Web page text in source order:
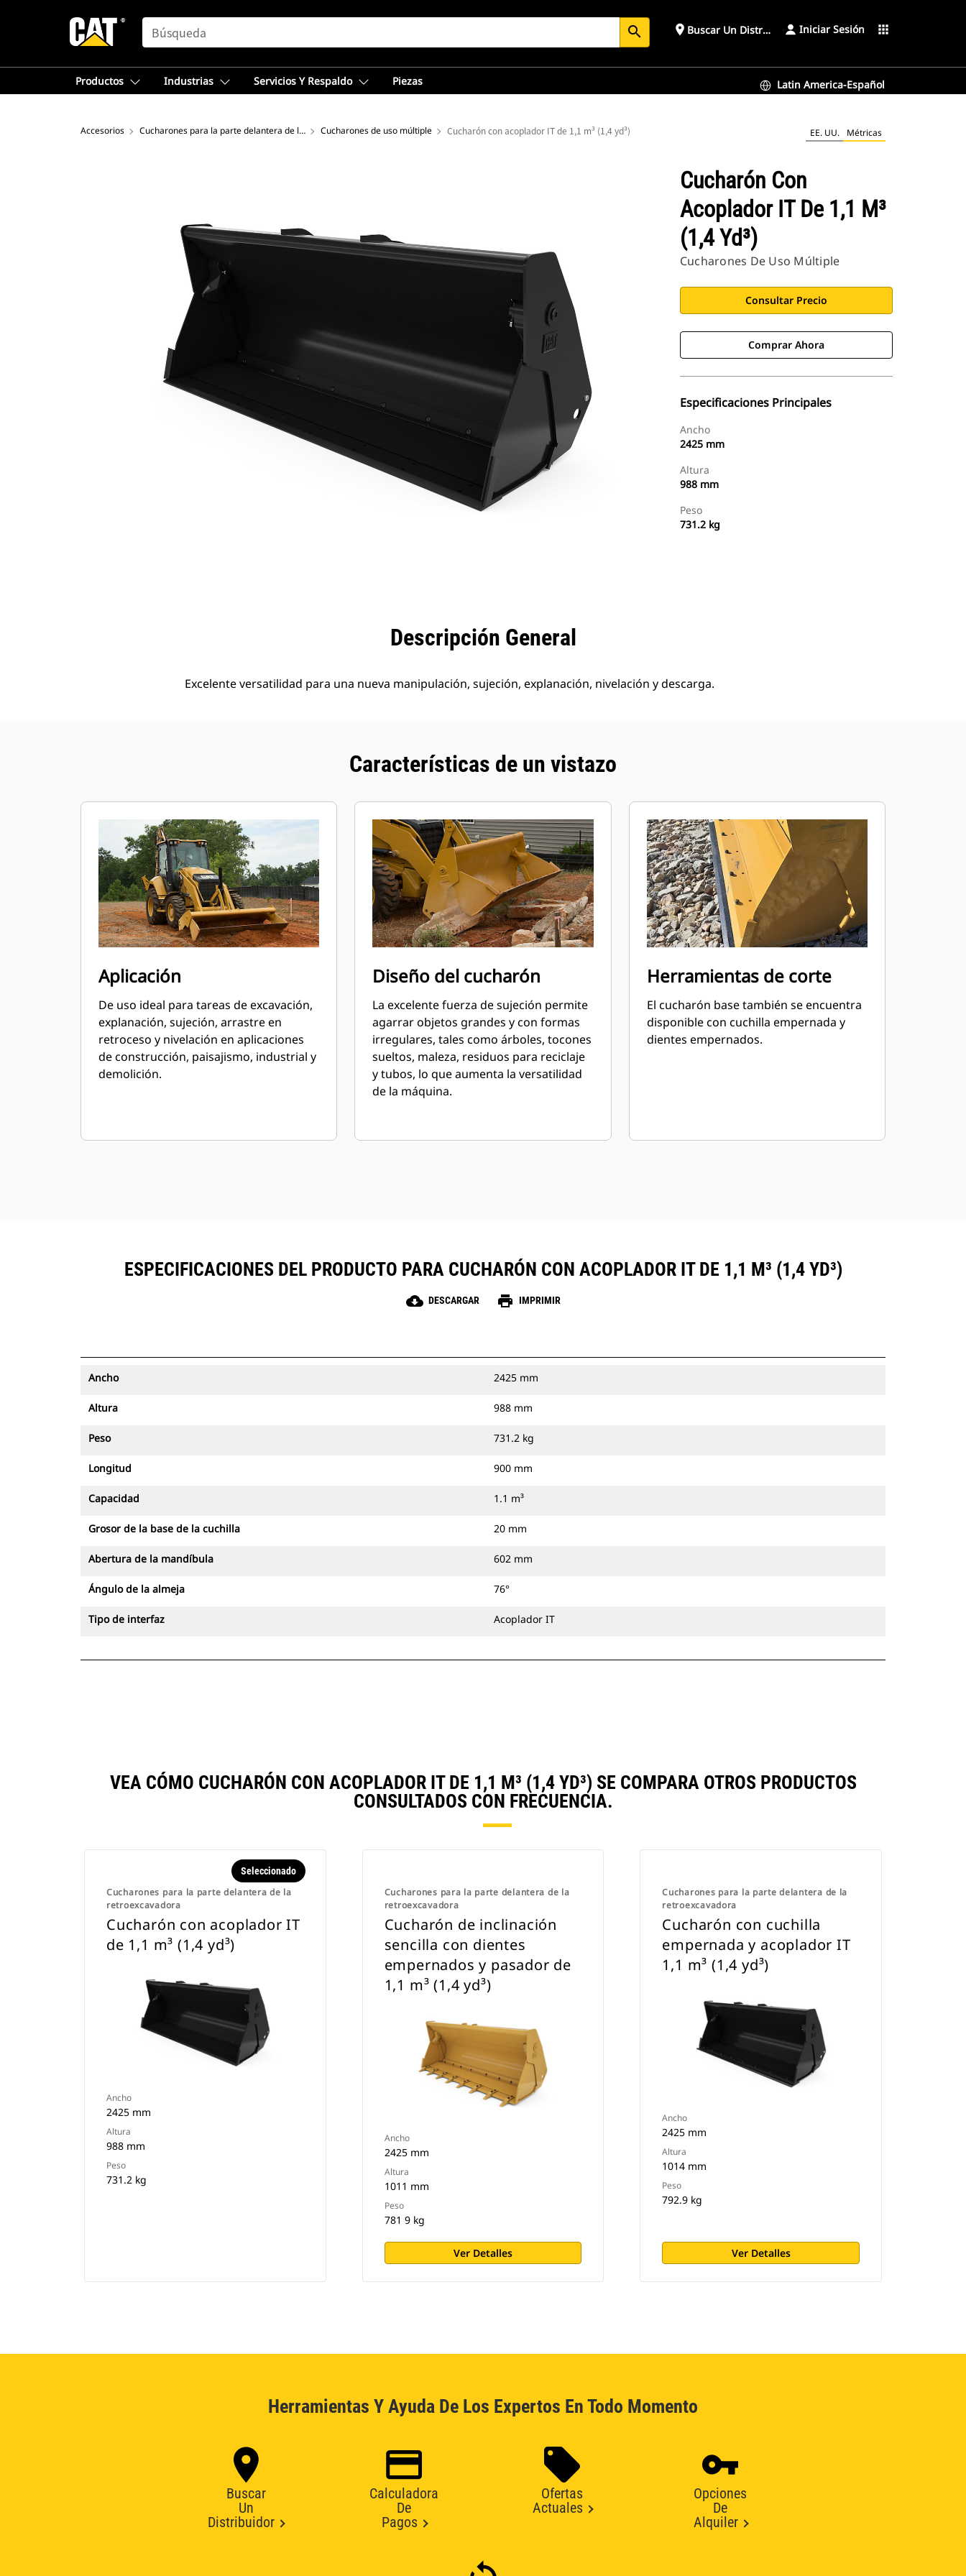
SEARCH search place Buscar Un Distribuidor Iniciar Sesión apps
Productos Industrias Servicios Y Respaldo Piezas Latin America-Español
Accesorios Cucharones para la parte delantera de la retroexcavadora Cucharones de uso múltiple Cucharón con acoplador IT de 1,1 m³ (1,4 yd³) EE. UU. Métricas
Cucharón Con
Acoplador IT De 1,1 M³
(1,4 Yd³)
Cucharones De Uso Múltiple
Consultar Precio
Comprar Ahora
Especificaciones Principales
Ancho
2425 mm
Altura
988 mm
Peso
731.2 kg
Descripción General
Excelente versatilidad para una nueva manipulación, sujeción, explanación, nivelación y descarga.
Características de un vistazo
Aplicación
De uso ideal para tareas de excavación,
explanación, sujeción, arrastre en
retroceso y nivelación en aplicaciones
de construcción, paisajismo, industrial y
demolición.
Diseño del cucharón
La excelente fuerza de sujeción permite
agarrar objetos grandes y con formas
irregulares, tales como árboles, tocones
sueltos, maleza, residuos para reciclaje
y tubos, lo que aumenta la versatilidad
de la máquina.
Herramientas de corte
El cucharón base también se encuentra
disponible con cuchilla empernada y
dientes empernados.
ESPECIFICACIONES DEL PRODUCTO PARA CUCHARÓN CON ACOPLADOR IT DE 1,1 M³ (1,4 YD³)
cloud_download DESCARGAR print IMPRIMIR
Ancho 2425 mm
Altura 988 mm
Peso 731.2 kg
Longitud 900 mm
Capacidad 1.1 m³
Grosor de la base de la cuchilla 20 mm
Abertura de la mandíbula 602 mm
Ángulo de la almeja 76°
Tipo de interfaz Acoplador IT
VEA CÓMO CUCHARÓN CON ACOPLADOR IT DE 1,1 M³ (1,4 YD³) SE COMPARA OTROS PRODUCTOS
CONSULTADOS CON FRECUENCIA.
Cucharones para la parte delantera de la
retroexcavadora
Seleccionado
Cucharón con acoplador IT
de 1,1 m³ (1,4 yd³)
Ancho
2425 mm
Altura
988 mm
Peso
731.2 kg
Cucharones para la parte delantera de la
retroexcavadora
Cucharón de inclinación
sencilla con dientes
empernados y pasador de
1,1 m³ (1,4 yd³)
Ancho
2425 mm
Altura
1011 mm
Peso
781 9 kg
Ver Detalles
Cucharones para la parte delantera de la
retroexcavadora
Cucharón con cuchilla
empernada y acoplador IT
1,1 m³ (1,4 yd³)
Ancho
2425 mm
Altura
1014 mm
Peso
792.9 kg
Ver Detalles
Herramientas Y Ayuda De Los Expertos En Todo Momento
Buscar
Un
Distribuidor
Calculadora
De
Pagos
Ofertas
Actuales
Opciones
De
Alquiler